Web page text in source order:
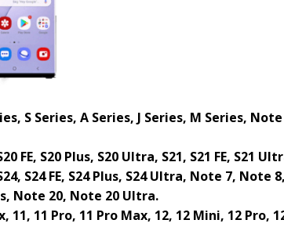
S Series, A Series, J Series, M Series, Note
FE, S20 Plus, S20 Ultra, S21, S21 FE, S21
S24 FE, S24 Plus, S24 Ultra, Note 7, Note 8,
Note 20, Note 20 Ultra.
11, 11 Pro, 11 Pro Max, 12, 12 Mini, 12 Pro,